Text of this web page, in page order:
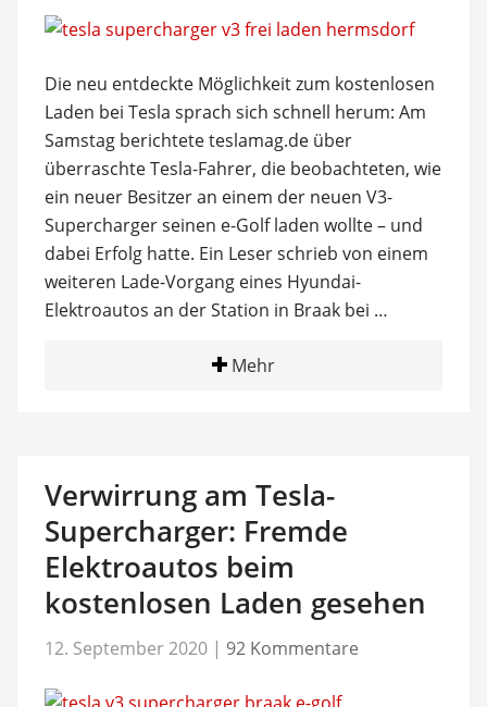
Die neu entdeckte Möglichkeit zum kostenlosen
Laden bei Tesla sprach sich schnell herum: Am
Samstag berichtete teslamag.de über
überraschte Tesla-Fahrer, die beobachteten, wie
ein neuer Besitzer an einem der neuen V3-
Supercharger seinen e-Golf laden wollte – und
dabei Erfolg hatte. Ein Leser schrieb von einem
weiteren Lade-Vorgang eines Hyundai-
Elektroautos an der Station in Braak bei …
Mehr
Verwirrung am Tesla-
Supercharger: Fremde
Elektroautos beim
kostenlosen Laden gesehen
12. September 2020 | 92 Kommentare